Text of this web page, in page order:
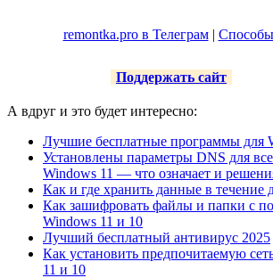
remontka.pro в Телеграм|
Поддержать сайт
А вдруг и это будет интересно:
Лучшие бесплатные программы для
Установлены параметры DNS для
Windows 11 — что означает и
Как и где хранить данные в течение
Как зашифровать файлы и папки с
Windows 11 и 10
Лучший бесплатный антивирус 2025
Как установить предпочитаемую
11 и 10